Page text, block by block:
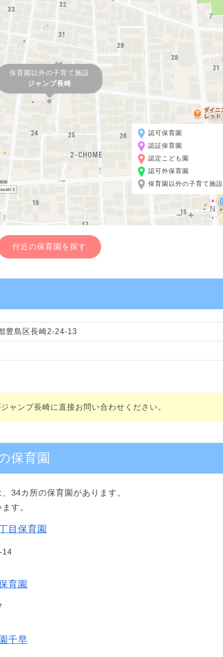
保育園以外の子育て施設
ジャンプ長崎
認可保育園
認証保育園
認定こども園
認可外保育園
保育園以外の子育て施設
付近の保育園を探す
豊島区長崎2-24-13
ャンプ長崎に直接お問い合わせください。
保育園
34カ所の保育園があります。
す。
目保育園
14
育園
千早